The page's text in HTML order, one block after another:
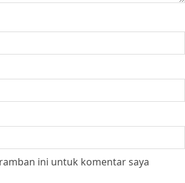
ini untuk komentar saya